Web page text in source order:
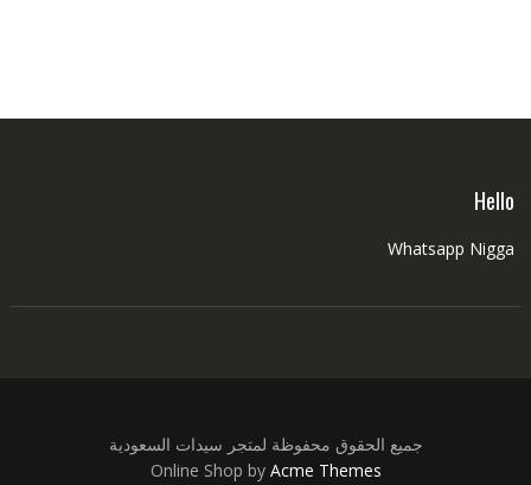
Hello
Whatsapp Nigga
جميع الحقوق محفوظة لمتجر سيدات السعودية
Online Shop by Acme Themes